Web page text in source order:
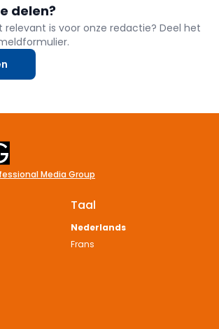
delen?
relevant is voor onze redactie? Deel het
Media Group
Taal
Nederlands
Frans